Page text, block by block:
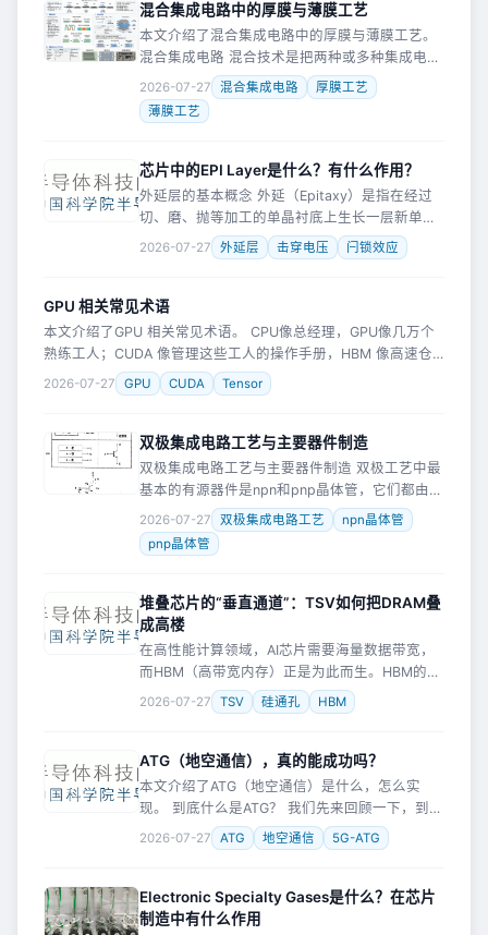
混合集成电路中的厚膜与薄膜工艺
本文介绍了混合集成电路中的厚膜与薄膜工艺。
混合集成电路 混合技术是把两种或多种集成电路
芯片放在一起，有时还会加入电阻、电容等分立
元件，最后封装在同一个管壳中，这样做成的电
路叫混合集成电路。 和单片集
2026-07-27 混合集成电路
厚膜工艺
薄膜工艺
芯片中的EPI Layer是什么？有什么作用？
外延层的基本概念 外延（Epitaxy）是指在经过
切、磨、抛等加工的单晶衬底上生长一层新单晶
的过程。这层新生单晶层按衬底晶相延伸生长，
故称为外延层（Epitaxial Layer），厚度通常为
2026-07-27 外延层 击穿电压 闩锁效应
GPU 相关常见术语
本文介绍了GPU 相关常见术语。 CPU像总经理，GPU像几万个
熟练工人；CUDA 像管理这些工人的操作手册，HBM 像高速仓
库，NVLink 像工厂之间的专用高铁。AI 模型越大、Token 调用
2026-07-27 GPU CUDA Tensor
双极集成电路工艺与主要器件制造
双极集成电路工艺与主要器件制造 双极工艺中最
基本的有源器件是npn和pnp晶体管，它们都由三
层半导体材料组成，中间一层的导电类型与两边
不同，这三层材料可以上下排列，也可以横向排
列，所以会形成垂直晶体管
2026-07-27 双极集成电路工艺
npn晶体管
pnp晶体管
堆叠芯片的“垂直通道”：TSV如何把DRAM叠
成高楼
在高性能计算领域，AI芯片需要海量数据带宽，
而HBM（高带宽内存）正是为此而生。HBM的核
心技术之一，就是TSV（硅通孔）——一种垂直
贯穿芯片的导电通道，让数据不再绕行，而是直
2026-07-27 TSV 硅通孔 HBM
ATG（地空通信），真的能成功吗？
本文介绍了ATG（地空通信）是什么，怎么实
现。 到底什么是ATG？ 我们先来回顾一下，到底
什么是ATG。 ATG，就是Air To Ground，空对地
通信，也叫地空通信。 ATG是一种非常特殊的通
2026-07-27 ATG 地空通信 5G-ATG
Electronic Specialty Gases是什么？在芯片
制造中有什么作用